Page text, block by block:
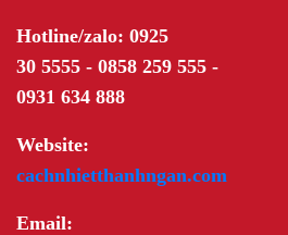
Hotline/zalo: 0925
30 5555 - 0858 259 555 -
0931 634 888
Website:
cachnhietthanhngan.com
Email: